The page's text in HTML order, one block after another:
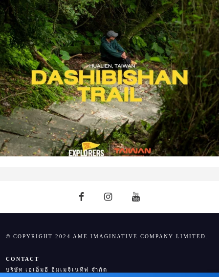
© COPYRIGHT 2024 AME IMAGINATIVE COMPANY LIMITED.
CONTACT
บริษัท เอเอ็มอี อิมเมจิเนทีฟ จำกัด